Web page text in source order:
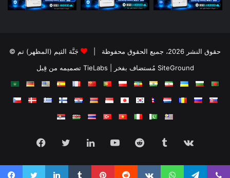
© حقوق النشر 2026، جميع الحقوق محفوظة |
جَنَّة الثيم (المظهر) تم
تصميمه من قِبل TieLabs
SiteGround
Facebook
TwitterLinkedInYouTubeRedditTumblr